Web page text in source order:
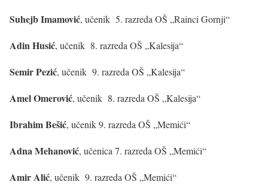
Suhejb Imamović, učenik 5. razreda OŠ „Rainci Gornji“
Adin Husić, učenik 8. razreda OŠ „Kalesija“
Semir Pezić, učenik 9. razreda OŠ „Kalesija“
Amel Omerović, učenik 8. razreda OŠ „Kalesija“
Ibrahim Bešić, učenik 9. razreda OŠ „Memići“
Adna Mehanović, učenica 7. razreda OŠ „Memići“
Amir Alić, učenik 9. razreda OŠ „Memići“